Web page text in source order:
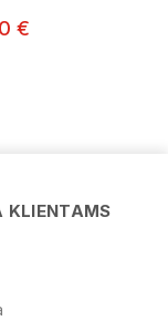
€
KLIENTAMS